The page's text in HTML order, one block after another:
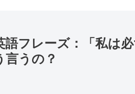
語フレーズ：「私は
言うの？